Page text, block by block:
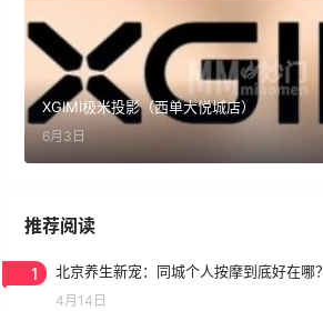
XGIMI极米投影（西单大悦城店）
6月3日
推荐阅读
1 北京养生新宠：同城个人按摩到底好在哪？
4月14日